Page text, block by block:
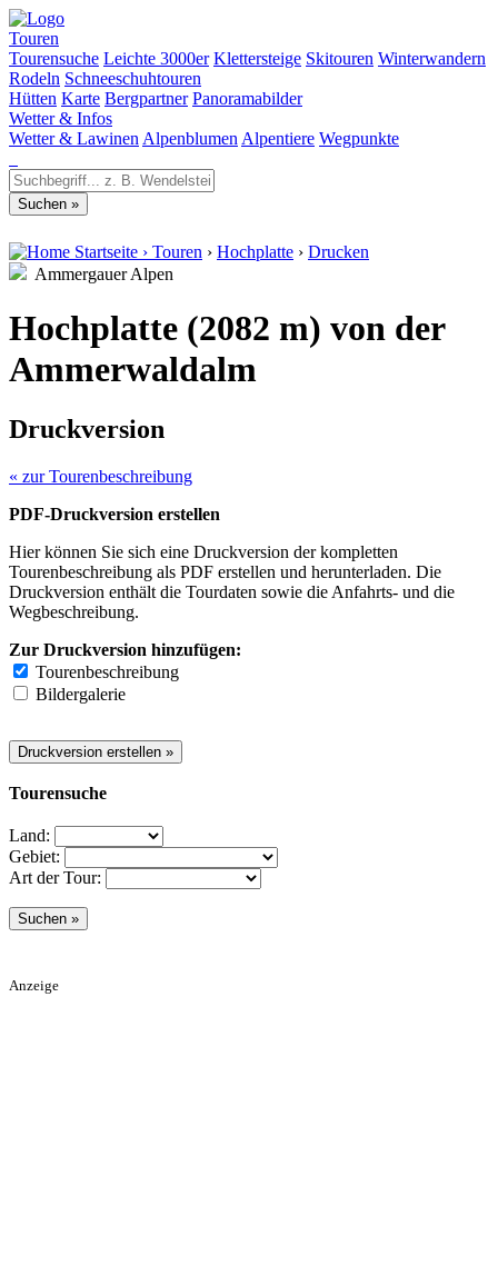
Touren
Tourensuche Leichte 3000er Klettersteige Skitouren Winterwandern
Rodeln Schneeschuhtouren
Hütten Karte Bergpartner Panoramabilder
Wetter & Infos
Wetter & Lawinen Alpenblumen Alpentiere Wegpunkte
Startseite › Touren › Hochplatte › Drucken
Ammergauer Alpen
Hochplatte (2082 m) von der
Ammerwaldalm
Druckversion
« zur Tourenbeschreibung
PDF-Druckversion erstellen
Hier können Sie sich eine Druckversion der kompletten
Tourenbeschreibung als PDF erstellen und herunterladen. Die
Druckversion enthält die Tourdaten sowie die Anfahrts- und die
Wegbeschreibung.
Zur Druckversion hinzufügen:
Tourenbeschreibung
Bildergalerie
Tourensuche
Land:
Gebiet:
Art der Tour:
Anzeige